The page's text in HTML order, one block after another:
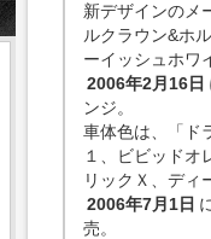
新デザインのメ
ルクラウン&ホ
ーイッシュホワ
2006年2月16日
ンジ。
車体色は、「ド
１、ビビッドオ
リックＸ、ディ
2006年7月1日
売。